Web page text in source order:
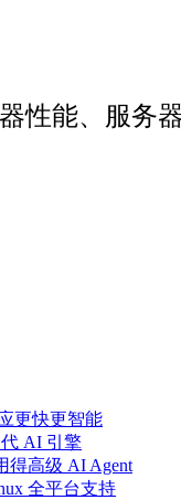
性能、服
更快更智能
AI 引擎
得高级 AI Agent
全平台支持